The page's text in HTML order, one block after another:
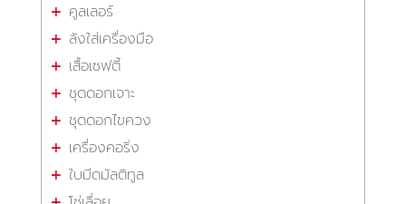
คูลเลอร์
ลังใส่เครื่องมือ
เสื้อเซฟตี้
ชุดดอกเจาะ
ชุดดอกไขควง
เครื่องคอริ่ง
ใบมีดมัลติทูล